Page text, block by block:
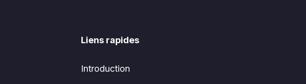
Liens rapides
Introduction